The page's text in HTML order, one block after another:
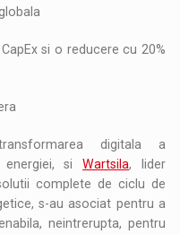
si o reducere cu 20%
digitala a
energiei, siWartsila, lider
complete de ciclu de
s-au asociat pentru a
neintrerupta, pentru